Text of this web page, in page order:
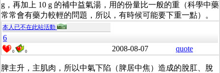
g，再加上 10 g 的補中益氣湯，用的份量比一般的重（科學中藥
常常會有藥力較輕的問題，所以，有時候可能要下重一點）。
本人已不在此站活動
6
0 0 2008-08-07 quote
脾主升，主肌肉，所以中氣下陷（脾居中焦）造成的脫肛、脫